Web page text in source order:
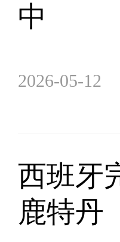
中
2026-05-12
西班牙
鹿特丹